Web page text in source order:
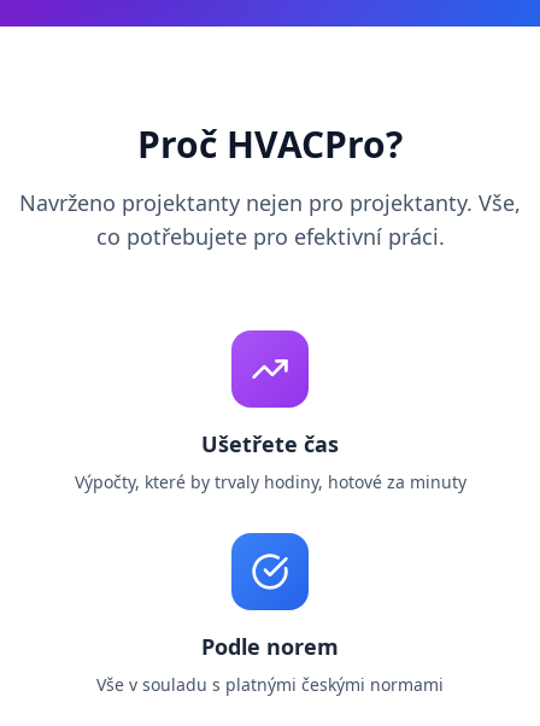
Proč HVACPro?
Navrženo projektanty nejen pro projektanty. Vše,
co potřebujete pro efektivní práci.
Ušetřete čas
Výpočty, které by trvaly hodiny, hotové za minuty
Podle norem
Vše v souladu s platnými českými normami